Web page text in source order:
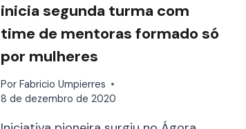
inicia segunda turma com
time de mentoras formado só
por mulheres
Por Fabricio Umpierres
8 de dezembro de 2020